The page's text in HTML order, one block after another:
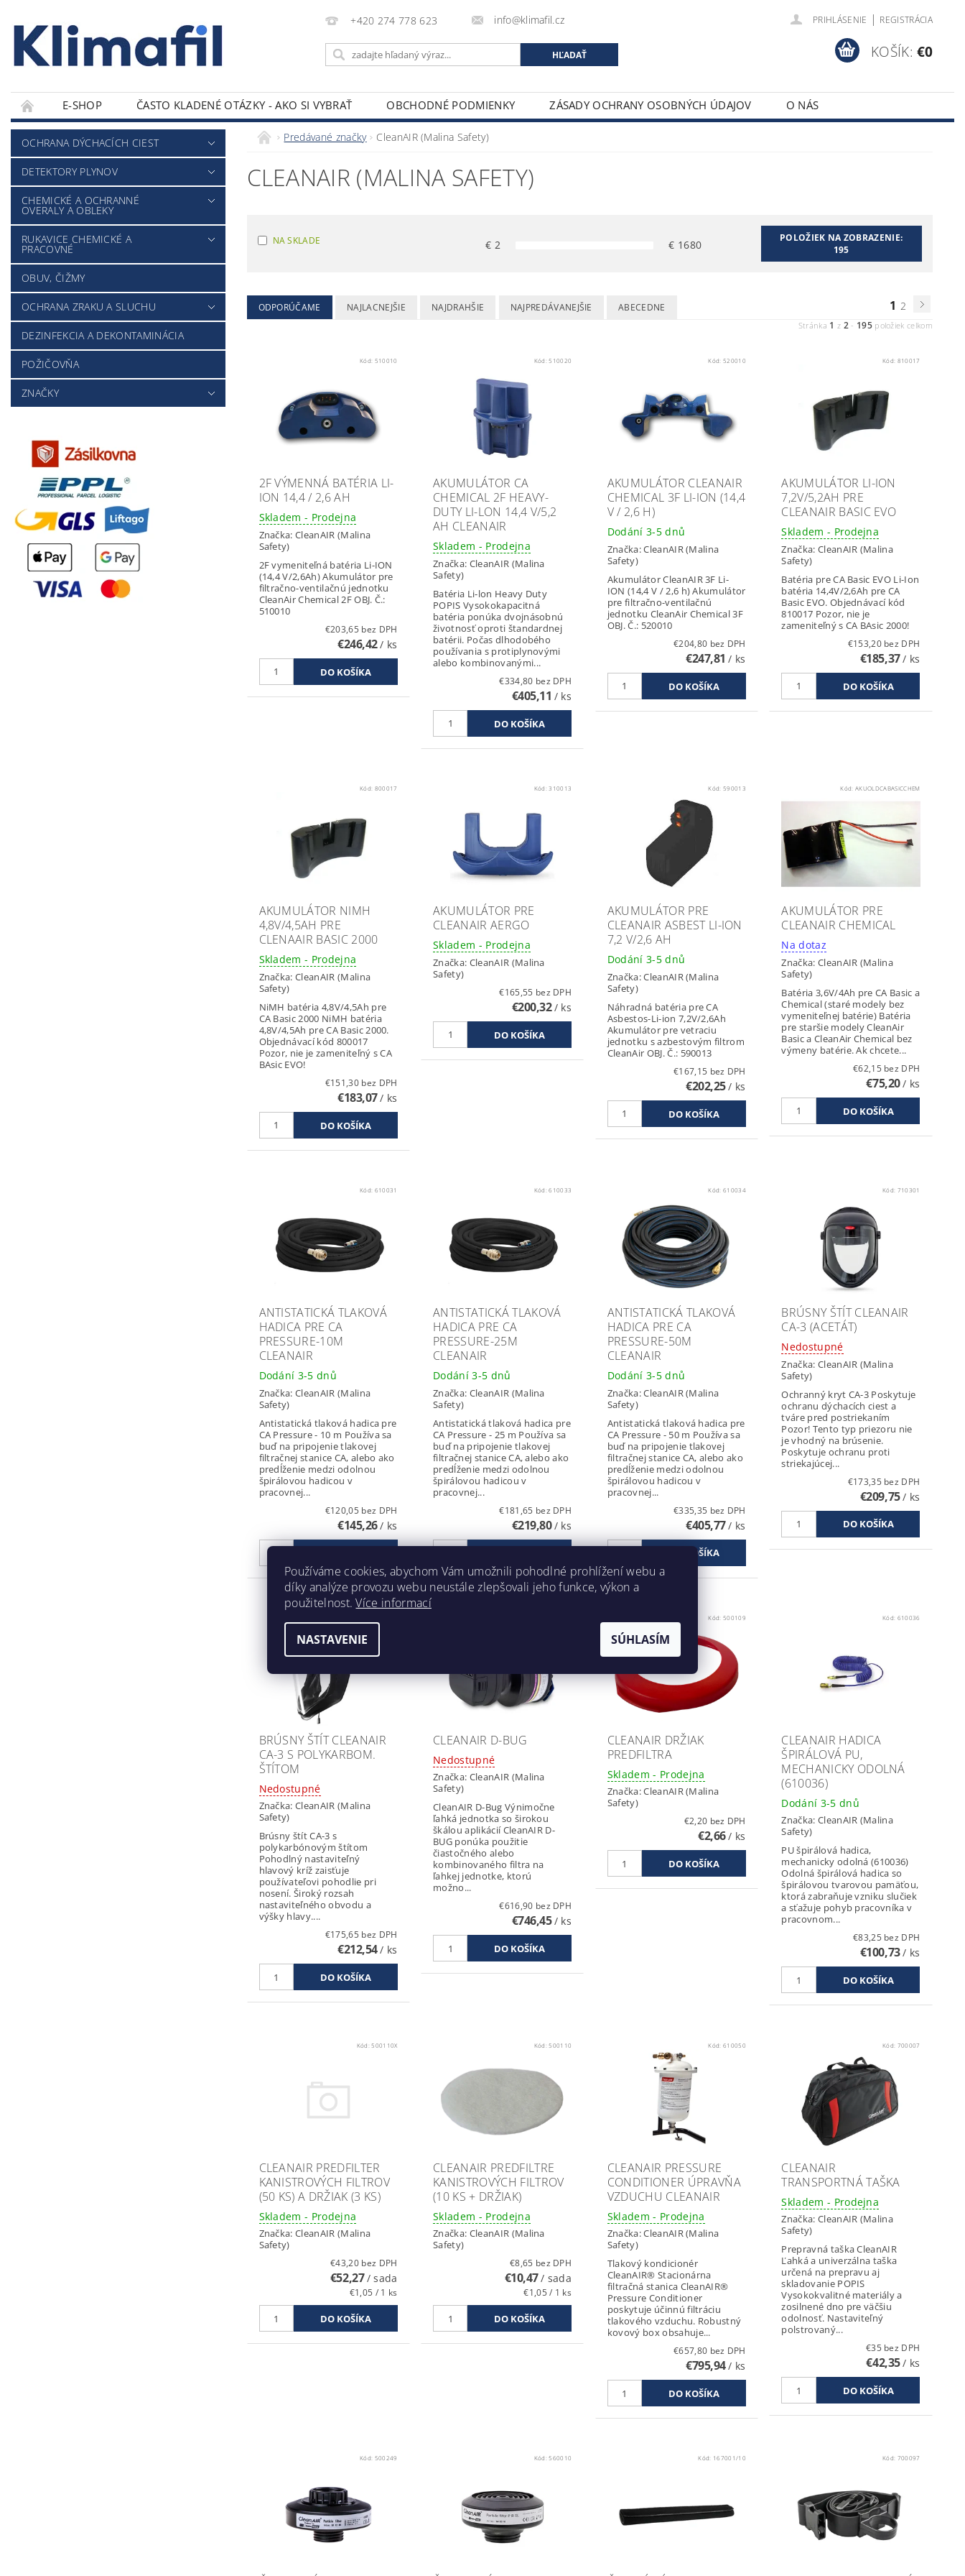
+420 274 778 623 info@klimafil.cz PRIHLÁSENIE | REGISTRÁCIA
KOŠÍK: €0
E-SHOP ČASTO KLADENÉ OTÁZKY - AKO SI VYBRAŤ OBCHODNÉ PODMIENKY ZÁSADY OCHRANY OSOBNÝCH ÚDAJOV
O NÁS
KONTAKTY
OCHRANA DÝCHACÍCH CIEST
DETEKTORY PLYNOV
CHEMICKÉ A OCHRANNÉ
OVERALY A OBLEKY
RUKAVICE CHEMICKÉ A
PRACOVNÉ
OBUV, ČIŽMY
OCHRANA ZRAKU A SLUCHU
DEZINFEKCIA A DEKONTAMINÁCIA
POŽIČOVŇA
ZNAČKY
Predávané značky CleanAIR (Malina Safety)
CLEANAIR (MALINA SAFETY)
NA SKLADE € 2 € 1680
POLOŽIEK NA ZOBRAZENIE:
195
ODPORÚČAME NAJLACNEJŠIE NAJDRAHŠIE NAJPREDÁVANEJŠIE ABECEDNE 1 2
Stránka 1 z 2- 195položiek celkom
Kód: 510010
2F VÝMENNÁ BATÉRIA LI-
ION 14,4 / 2,6 AH
Skladem - Prodejna
Značka:CleanAIR (Malina
Safety)
2F vymeniteľná batéria Li-ION
(14,4 V/2,6Ah) Akumulátor pre
filtračno-ventilačnú jednotku
CleanAir Chemical 2F OBJ. Č.:
510010
€203,65 bez DPH
€246,42/ ks
Kód:510020
AKUMULÁTOR CA
CHEMICAL 2F HEAVY-
DUTY LI-LON 14,4 V/5,2
AH CLEANAIR
Skladem - Prodejna
Značka: CleanAIR (Malina
Safety)
Batéria Li-lon Heavy Duty
POPIS Vysokokapacitná
batéria ponúka dvojnásobnú
životnosť oproti štandardnej
batérii. Počas dlhodobého
používania s protiplynovými
alebo kombinovanými...
€334,80 bez DPH
€405,11 / ks
Kód: 520010
AKUMULÁTOR CLEANAIR
CHEMICAL 3F LI-ION (14,4
V / 2,6 H)
Dodání 3-5 dnů
Značka:CleanAIR (Malina
Safety)
Akumulátor CleanAIR 3F Li-
ION (14,4 V / 2,6 h) Akumulátor
pre filtračno-ventilačnú
jednotku CleanAir Chemical 3F
OBJ. Č.: 520010
€204,80 bez DPH
€247,81/ ks
Kód: 810017
AKUMULÁTOR LI-ION
7,2V/5,2AH PRE
CLEANAIR BASIC EVO
Skladem - Prodejna
Značka: CleanAIR (Malina
Safety)
Batéria pre CA Basic EVO Li-Ion
batéria 14,4V/2,6Ah pre CA
Basic EVO. Objednávací kód
810017 Pozor, nie je
zameniteľný s CA BAsic 2000!
€153,20 bez DPH
€185,37/ ks
Kód: 800017
AKUMULÁTOR NIMH
4,8V/4,5AH PRE
CLENAAIR BASIC 2000
Skladem - Prodejna
Značka:CleanAIR (Malina
Safety)
NiMH batéria 4,8V/4,5Ah pre
CA Basic 2000 NiMH batéria
4,8V/4,5Ah pre CA Basic 2000.
Objednávací kód 800017
Pozor, nie je zameniteľný s CA
BAsic EVO!
€151,30 bez DPH
€183,07/ ks
Kód:310013
AKUMULÁTOR PRE
CLEANAIR AERGO
Skladem - Prodejna
Značka: CleanAIR (Malina
Safety)
€165,55 bez DPH
€200,32/ ks
Kód: 590013
AKUMULÁTOR PRE
CLEANAIR ASBEST LI-ION
7,2 V/2,6 AH
Dodání 3-5 dnů
Značka:CleanAIR (Malina
Safety)
Náhradná batéria pre CA
Asbestos-Li-ion 7,2V/2,6Ah
Akumulátor pre vetraciu
jednotku s azbestovým filtrom
CleanAir OBJ. Č.: 590013
€167,15 bez DPH
€202,25/ ks
Kód:AKUOLDCABASICCHEM
AKUMULÁTOR PRE
CLEANAIR CHEMICAL
Na dotaz
Značka: CleanAIR (Malina
Safety)
Batéria 3,6V/4Ah pre CA Basic a
Chemical (staré modely bez
vymeniteľnej batérie) Batéria
pre staršie modely CleanAir
Basic a CleanAir Chemical bez
výmeny batérie. Ak chcete...
€62,15 bez DPH
€75,20/ ks
Kód: 610031
ANTISTATICKÁ TLAKOVÁ
HADICA PRE CA
PRESSURE-10M
CLEANAIR
Dodání 3-5 dnů
Značka:CleanAIR (Malina
Safety)
Antistatická tlaková hadica pre
CA Pressure - 10 m Používa sa
buď na pripojenie tlakovej
filtračnej stanice CA, alebo ako
predĺženie medzi odolnou
špirálovou hadicou v
pracovnej...
€120,05 bez DPH
€145,26/ ks
Kód:610033
ANTISTATICKÁ TLAKOVÁ
HADICA PRE CA
PRESSURE-25M
CLEANAIR
Dodání 3-5 dnů
Značka: CleanAIR (Malina
Safety)
Antistatická tlaková hadica pre
CA Pressure - 25 m Používa sa
buď na pripojenie tlakovej
filtračnej stanice CA, alebo ako
predĺženie medzi odolnou
špirálovou hadicou v
pracovnej...
€181,65 bez DPH
€219,80/ ks
Kód: 610034
ANTISTATICKÁ TLAKOVÁ
HADICA PRE CA
PRESSURE-50M
CLEANAIR
Dodání 3-5 dnů
Značka:CleanAIR (Malina
Safety)
Antistatická tlaková hadica pre
CA Pressure - 50 m Používa sa
buď na pripojenie tlakovej
filtračnej stanice CA, alebo ako
predĺženie medzi odolnou
špirálovou hadicou v
pracovnej...
€335,35 bez DPH
€405,77/ ks
Kód: 710301
BRÚSNY ŠTÍT CLEANAIR
CA-3 (ACETÁT)
Nedostupné
Značka: CleanAIR (Malina
Safety)
Ochranný kryt CA-3 Poskytuje
ochranu dýchacích ciest a
tváre pred postriekaním
Pozor! Tento typ priezoru nie
je vhodný na brúsenie.
Poskytuje ochranu proti
striekajúcej...
€173,35 bez DPH
€209,75/ ks
BRÚSNY ŠTÍT CLEANAIR
CA-3 S POLYKARBOM.
ŠTÍTOM
Nedostupné
Značka:CleanAIR (Malina
Safety)
Brúsny štít CA-3 s
polykarbónovým štítom
Pohodlný nastaviteľný
hlavový kríž zaisťuje
používateľovi pohodlie pri
nosení. Široký rozsah
nastaviteľného obvodu a
výšky hlavy....
€175,65 bez DPH
€212,54/ ks
CLEANAIR D-BUG
Nedostupné
Značka: CleanAIR (Malina
Safety)
CleanAIR D-Bug Výnimočne
ľahká jednotka so širokou
škálou aplikácií CleanAIR D-
BUG ponúka použitie
čiastočného alebo
kombinovaného filtra na
ľahkej jednotke, ktorú
možno...
€616,90 bez DPH
€746,45/ ks
Kód: 500109
CLEANAIR DRŽIAK
PREDFILTRA
Skladem - Prodejna
Značka:CleanAIR (Malina
Safety)
€2,20 bez DPH
€2,66/ ks
Kód: 610036
CLEANAIR HADICA
ŠPIRÁLOVÁ PU,
MECHANICKY ODOLNÁ
(610036)
Dodání 3-5 dnů
Značka: CleanAIR (Malina
Safety)
PU špirálová hadica,
mechanicky odolná (610036)
Odolná špirálová hadica so
špirálovou tvarovou pamäťou,
ktorá zabraňuje vzniku slučiek
a sťažuje pohyb pracovníka v
pracovnom...
€83,25 bez DPH
€100,73/ ks
Kód:500110X
CLEANAIR PREDFILTER
KANISTROVÝCH FILTROV
(50 KS) A DRŽIAK (3 KS)
Skladem - Prodejna
Značka:CleanAIR (Malina
Safety)
€43,20 bez DPH
€52,27/ sada
€1,05 / 1 ks
Kód:500110
CLEANAIR PREDFILTRE
KANISTROVÝCH FILTROV
(10 KS + DRŽIAK)
Skladem - Prodejna
Značka: CleanAIR (Malina
Safety)
€8,65 bez DPH
€10,47/ sada
€1,05 / 1 ks
Kód: 610050
CLEANAIR PRESSURE
CONDITIONER ÚPRAVŇA
VZDUCHU CLEANAIR
Skladem - Prodejna
Značka:CleanAIR (Malina
Safety)
Tlakový kondicionér
CleanAIR® Stacionárna
filtračná stanica CleanAIR®
Pressure Conditioner
poskytuje účinnú filtráciu
tlakového vzduchu. Robustný
kovový box obsahuje...
€657,80 bez DPH
€795,94/ ks
Kód: 700007
CLEANAIR
TRANSPORTNÁ TAŠKA
Skladem - Prodejna
Značka: CleanAIR (Malina
Safety)
Prepravná taška CleanAIR
Ľahká a univerzálna taška
určená na prepravu aj
skladovanie POPIS
Vysokokvalitné materiály a
zosilnené dno pre väčšiu
odolnosť. Nastaviteľný
polstrovaný...
€35 bez DPH
€42,35/ ks
Kód: 500249 Kód:560010 Kód: 167001/10 Kód: 700097
Používáme cookies, abychom Vám umožnili pohodlné prohlížení webu a
díky analýze provozu webu neustále zlepšovali jeho funkce, výkon a
použitelnost.Více informací
NASTAVENIE SÚHLASÍM